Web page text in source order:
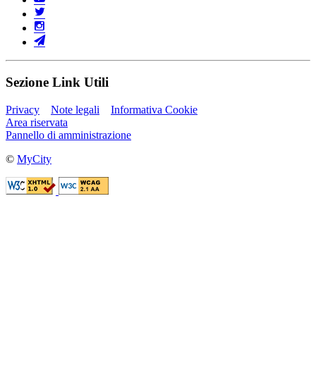
Sezione Link Utili
Privacy Note legali
Informativa Cookie
Area riservata
Pannello di amministrazione
© MyCity